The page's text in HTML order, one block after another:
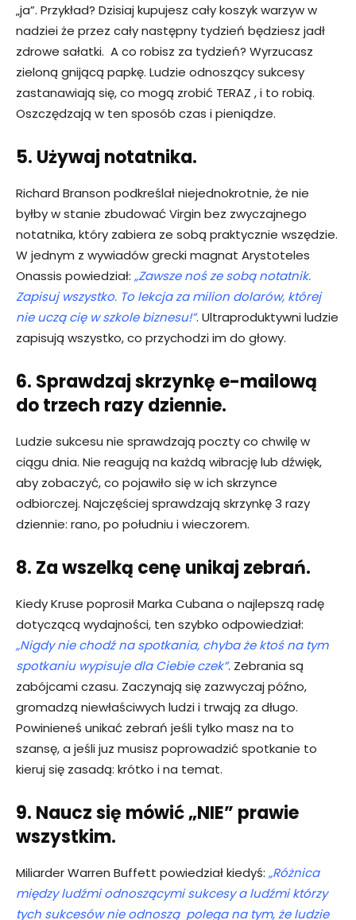
„ja”. Przykład? Dzisiaj kupujesz cały koszyk warzyw w
nadziei że przez cały następny tydzień będziesz jadł
zdrowe sałatki. A co robisz za tydzień? Wyrzucasz
zieloną gnijącą papkę. Ludzie odnoszący sukcesy
zastanawiają się, co mogą zrobić TERAZ , i to robią.
Oszczędzają w ten sposób czas i pieniądze.
5. Używaj notatnika.
Richard Branson podkreślał niejednokrotnie, że nie
byłby w stanie zbudować Virgin bez zwyczajnego
notatnika, który zabiera ze sobą praktycznie wszędzie.
W jednym z wywiadów grecki magnat Arystoteles
Onassis powiedział: „Zawsze noś ze sobą notatnik.
Zapisuj wszystko. To lekcja za milion dolarów, której
nie uczą cię w szkole biznesu!”. Ultraproduktywni ludzie
zapisują wszystko, co przychodzi im do głowy.
6. Sprawdzaj skrzynkę e-mailową
do trzech razy dziennie.
Ludzie sukcesu nie sprawdzają poczty co chwilę w
ciągu dnia. Nie reagują na każdą wibrację lub dźwięk,
aby zobaczyć, co pojawiło się w ich skrzynce
odbiorczej. Najczęściej sprawdzają skrzynkę 3 razy
dziennie: rano, po południu i wieczorem.
8. Za wszelką cenę unikaj zebrań.
Kiedy Kruse poprosił Marka Cubana o najlepszą radę
dotyczącą wydajności, ten szybko odpowiedział:
„Nigdy nie chodź na spotkania, chyba że ktoś na tym
spotkaniu wypisuje dla Ciebie czek”. Zebrania są
zabójcami czasu. Zaczynają się zazwyczaj późno,
gromadzą niewłaściwych ludzi i trwają za długo.
Powinieneś unikać zebrań jeśli tylko masz na to
szansę, a jeśli juz musisz poprowadzić spotkanie to
kieruj się zasadą: krótko i na temat.
9. Naucz się mówić „NIE” prawie
wszystkim.
Miliarder Warren Buffett powiedział kiedyś: „Różnica
między ludźmi odnoszącymi sukcesy a ludźmi którzy
tych sukcesów nie odnoszą polega na tym, że ludzie